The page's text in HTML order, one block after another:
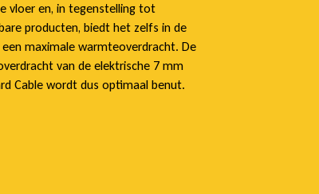
vloer en, in tegenstelling tot
producten, biedt het zelfs in de
maximale warmteoverdracht. De
van de elektrische 7 mm
Cable wordt dus optimaal benut.